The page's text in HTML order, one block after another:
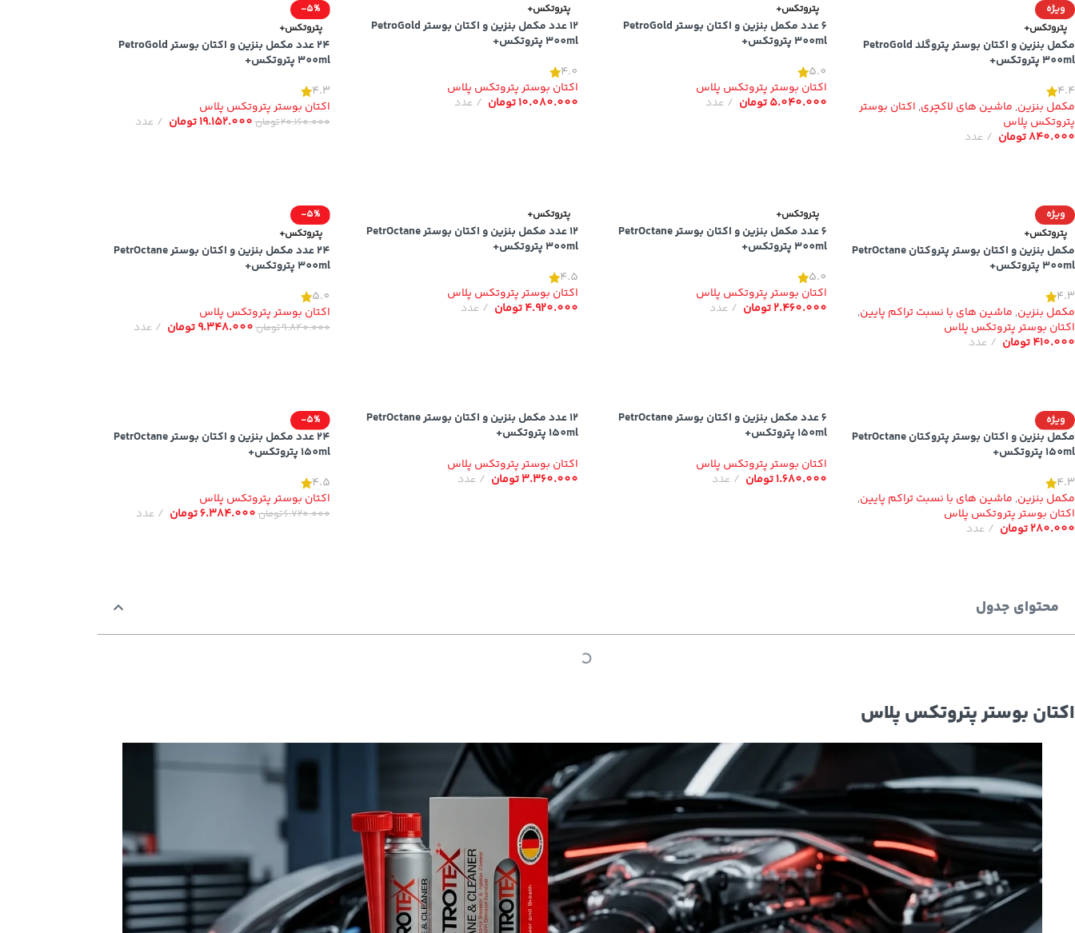
ویژه
پتروتکس+
مکمل بنزین و اکتان بوستر پتروگلد PetroGold
300ml پتروتکس+
4.4
مکمل بنزین, ماشین های لاکچری, اکتان بوستر
پتروتکس پلاس
840.000تومان عدد
پتروتکس+
6 عدد مکمل بنزین و اکتان بوستر PetroGold
300ml پتروتکس+
5.0
اکتان بوستر پتروتکس پلاس
5.040.000 تومان عدد
پتروتکس+
12 عدد مکمل بنزین و اکتان بوستر PetroGold
300ml پتروتکس+
4.0
اکتان بوستر پتروتکس پلاس
10.080.000تومان عدد
-5%
پتروتکس+
24 عدد مکمل بنزین و اکتان بوستر PetroGold
300ml پتروتکس+
4.3
اکتان بوستر پتروتکس پلاس
20.160.000تومان19.152.000 تومان عدد
ویژه
پتروتکس+
مکمل بنزین و اکتان بوستر پتروکتان PetrOctane
300ml پتروتکس+
4.3
مکمل بنزین, ماشین های با نسبت تراکم پایین,
اکتان بوستر پتروتکس پلاس
410.000تومان عدد
پتروتکس+
6 عدد مکمل بنزین و اکتان بوستر PetrOctane
300ml پتروتکس+
5.0
اکتان بوستر پتروتکس پلاس
2.460.000 تومان عدد
پتروتکس+
12 عدد مکمل بنزین و اکتان بوستر PetrOctane
300ml پتروتکس+
4.5
اکتان بوستر پتروتکس پلاس
4.920.000تومان عدد
-5%
پتروتکس+
24 عدد مکمل بنزین و اکتان بوستر PetrOctane
300ml پتروتکس+
5.0
اکتان بوستر پتروتکس پلاس
9.840.000تومان9.348.000 تومان عدد
ویژه
مکمل بنزین و اکتان بوستر پتروکتان PetrOctane
150ml پتروتکس+
4.3
مکمل بنزین, ماشین های با نسبت تراکم پایین,
اکتان بوستر پتروتکس پلاس
280.000تومان عدد
6 عدد مکمل بنزین و اکتان بوستر PetrOctane
150ml پتروتکس+
اکتان بوستر پتروتکس پلاس
1.680.000 تومان عدد
12 عدد مکمل بنزین و اکتان بوستر PetrOctane
150ml پتروتکس+
اکتان بوستر پتروتکس پلاس
3.360.000تومان عدد
-5%
24 عدد مکمل بنزین و اکتان بوستر PetrOctane
150ml پتروتکس+
4.5
اکتان بوستر پتروتکس پلاس
6.720.000تومان6.384.000تومان عدد
محتوای جدول
اکتان بوستر پتروتکس پلاس